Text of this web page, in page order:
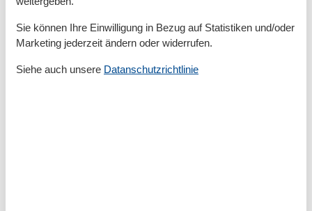
Verdunkelungsmöglichkeiten
Außenanlage
PKW-Parkplatz
Sonnenschutz
Sie können Ihre Einwilligung in Bezug auf Statistiken und/oder
Marketing jederzeit ändern oder widerrufen.
Siehe auch unsere Datanschutzrichtlinie